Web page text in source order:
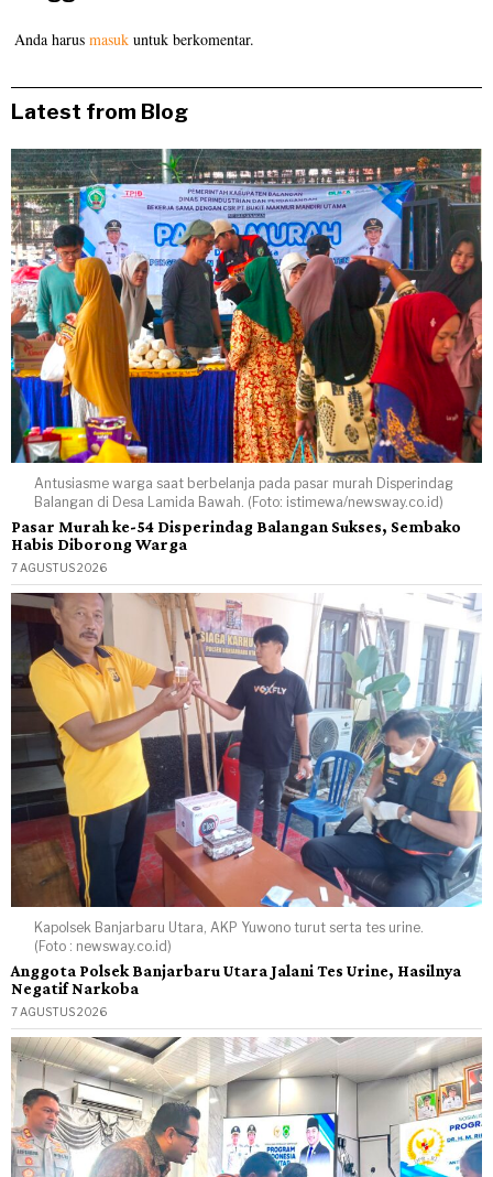
Anda harusmasuk untuk berkomentar.
Latest from Blog
Antusiasme warga saat berbelanja pada pasar murah Disperindag
Balangan di Desa Lamida Bawah. (Foto: istimewa/newsway.co.id)
Pasar Murah ke-54 Disperindag Balangan Sukses, Sembako
Habis Diborong Warga
7 AGUSTUS 2026
Kapolsek Banjarbaru Utara, AKP Yuwono turut serta tes urine.
(Foto : newsway.co.id)
Anggota Polsek Banjarbaru Utara Jalani Tes Urine, Hasilnya
Negatif Narkoba
7 AGUSTUS 2026